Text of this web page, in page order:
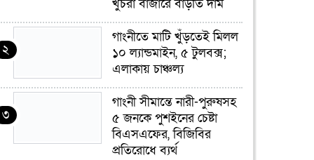
খুচরা বাজারে বাড়তি দাম
২
গাংনীতে মাটি খুঁড়তেই মিলল
১০ ল্যান্ডমাইন, ৫ টুলবক্স;
এলাকায় চাঞ্চল্য
৩
গাংনী সীমান্তে নারী-পুরুষসহ
৫ জনকে পুশইনের চেষ্টা
বিএসএফের, বিজিবির
প্রতিরোধে ব্যর্থ